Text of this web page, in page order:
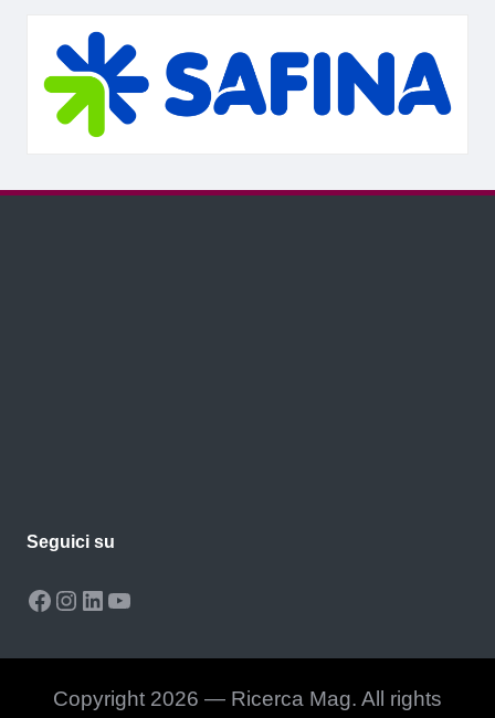
Seguici su
Facebook
Instagram
LinkedIn
YouTube
Copyright 2026 — Ricerca Mag. All rights